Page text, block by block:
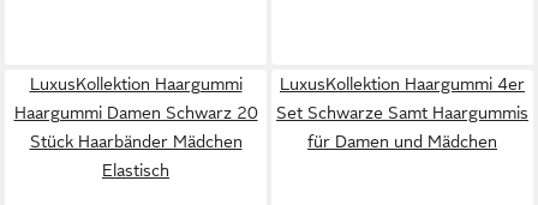
LuxusKollektion Haargummi
Haargummi Damen Schwarz 20
Stück Haarbänder Mädchen
Elastisch
LuxusKollektion Haargummi 4er
Set Schwarze Samt Haargummis
für Damen und Mädchen